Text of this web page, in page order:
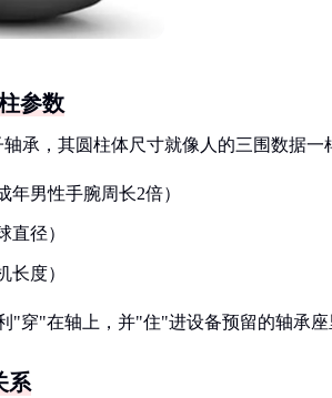
参数
承，其圆柱体尺寸就像人的三围数据一
年男性手腕周长2倍）
直径）
长度）
"穿"在轴上，并"住"进设备预留的轴承座
系